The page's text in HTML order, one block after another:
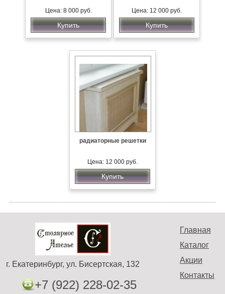
Цена: 8 000 руб.
Купить
Цена: 12 000 руб.
Купить
радиаторные решетки
Цена: 12 000 руб.
Купить
Главная
Каталог
Акции
Контакты
г. Екатеринбург, ул. Бисертская, 132
+7 (922) 228-02-35